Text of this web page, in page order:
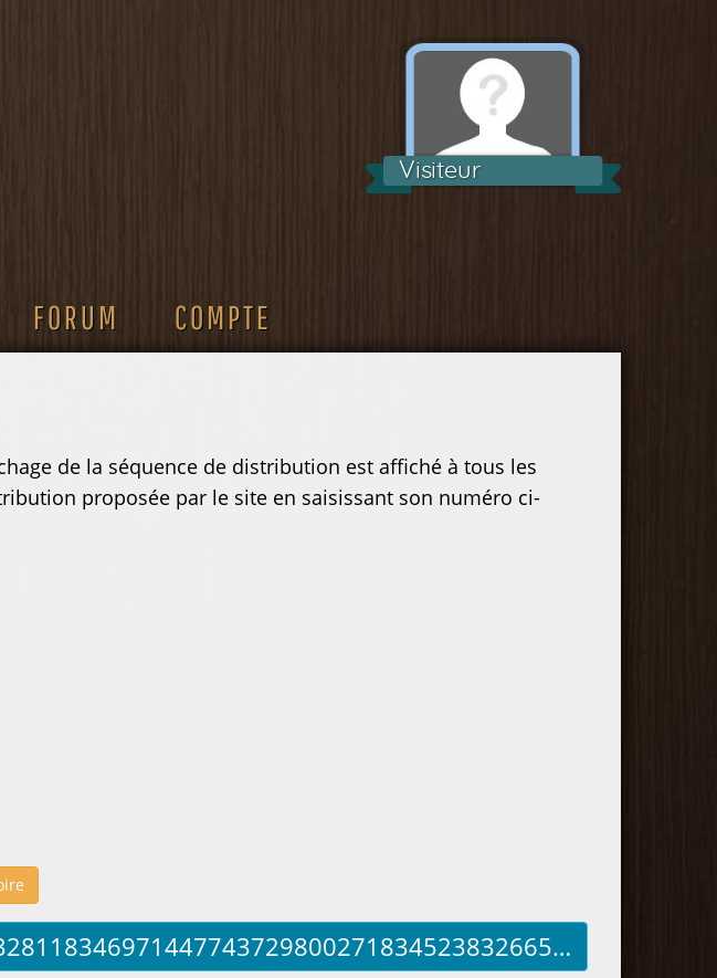
Visiteur
FORUM COMPTE
de la séquence de distribution est affiché à tous les
proposée par le site en saisissant son numéro ci-